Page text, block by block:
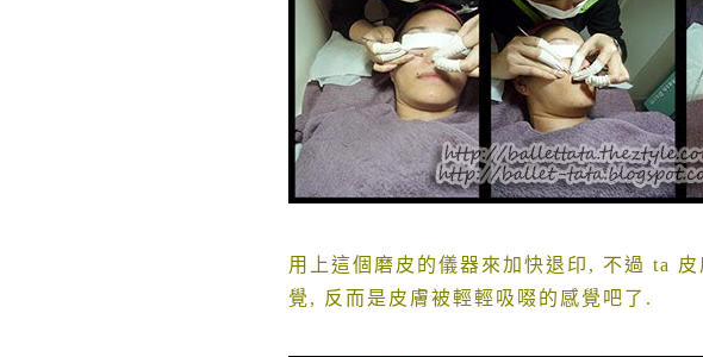
用上這個磨皮的儀器來加快退印, 不過 ta
覺, 反而是皮膚被輕輕吸啜的感覺吧了.